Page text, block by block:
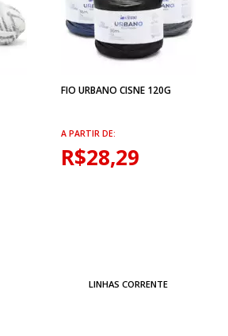
FIO URBANO CISNE 120G
A PARTIR DE:
R$28,29
LINHAS CORRENTE